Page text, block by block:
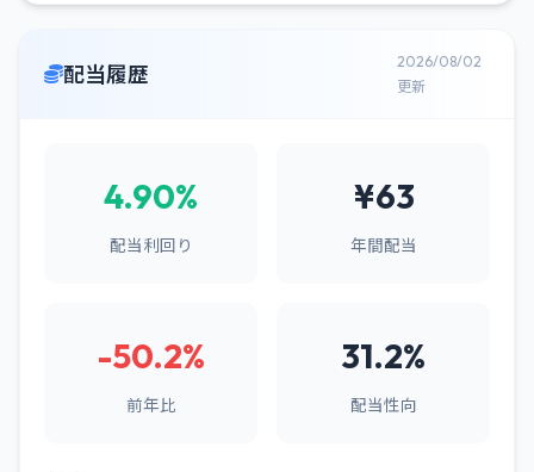
配当履歴
2026/08/02
更新
4.90%
配当利回り
¥63
年間配当
-50.2%
前年比
31.2%
配当性向